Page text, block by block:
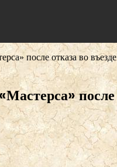
после отказа во